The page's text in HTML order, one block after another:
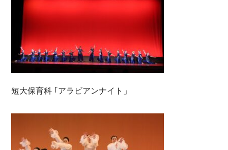
短大保育科 ｢アラビアンナイト」